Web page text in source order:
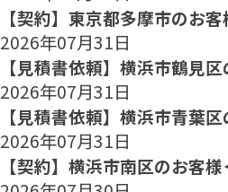
【契約】東京都多摩市のお
2026年07月31日
【見積書依頼】横浜市鶴見
2026年07月31日
【見積書依頼】横浜市青葉
2026年07月31日
【契約】横浜市南区のお客